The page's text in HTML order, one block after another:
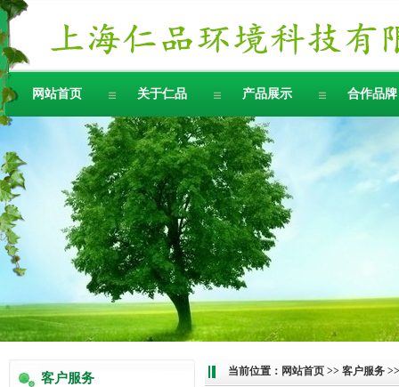
网站首页 关于仁品 产品展示 合作品牌
客户服务 当前位置： 网站首页 >> 客户服务